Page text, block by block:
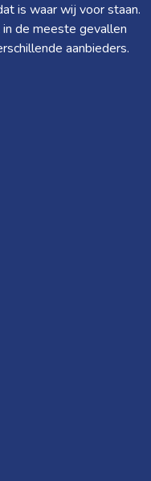
is waar wij voor staan.
de meeste gevallen
aanbieders.